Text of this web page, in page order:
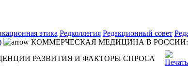
этика Редколлегия Редакционный совет
КОММЕРЧЕСКАЯ МЕДИЦИНА В
РАЗВИТИЯ И ФАКТОРЫ СПРОСА